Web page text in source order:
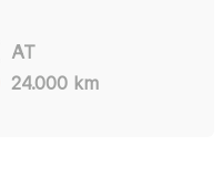
AT
24.000 km